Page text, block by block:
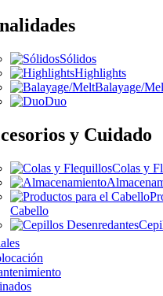
Sólidos
Highlights
Balayage/
Duo
y Cuidado
Colas y
Cabello